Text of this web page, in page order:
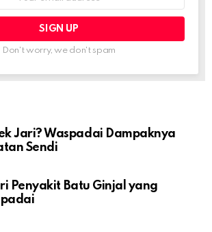
Don't worry, we don't spam
Jari? Waspadai Dampaknya
Sendi
Penyakit Batu Ginjal yang